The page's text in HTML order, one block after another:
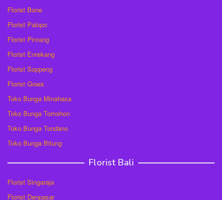
Florist Bone
Florist Palopo
Florist Pinrang
Florist Enrekang
Florist Soppeng
Florist Gowa
Toko Bunga Minahasa
Toko Bunga Tomohon
Toko Bunga Tondano
Toko Bunga Bitung
Florist Bali
Florist Singaraja
Florist Denpasar